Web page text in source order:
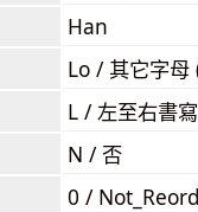
Han
Lo / 其它字
L / 左至右書寫
N / 否
0 /